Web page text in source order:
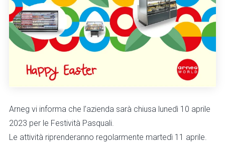
Arneg vi informa che l’azienda sarà chiusa lunedì 10 aprile
2023 per le Festività Pasquali.
Le attività riprenderanno regolarmente martedì 11 aprile.